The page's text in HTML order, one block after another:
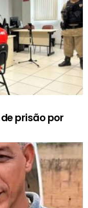
prisão por